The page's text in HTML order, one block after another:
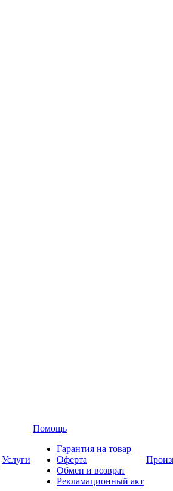
Услуги
Помощь
Гарантия на товар
Оферта
Обмен и возврат
Рекламационный акт